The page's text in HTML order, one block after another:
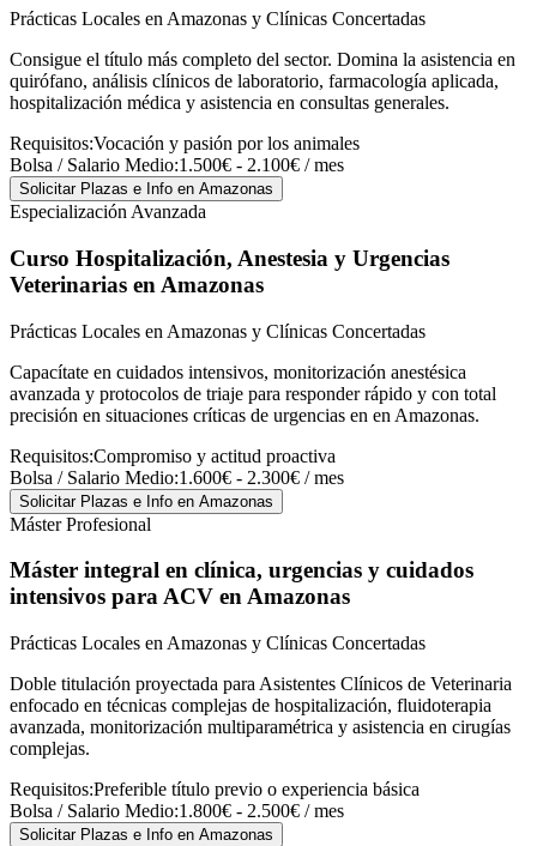
Prácticas Locales en Amazonas y Clínicas Concertadas
Consigue el título más completo del sector. Domina la asistencia en
quirófano, análisis clínicos de laboratorio, farmacología aplicada,
hospitalización médica y asistencia en consultas generales.
Requisitos:Vocación y pasión por los animales
Bolsa / Salario Medio:1.500€ - 2.100€ / mes
Solicitar Plazas e Info en Amazonas
Especialización Avanzada
Curso Hospitalización, Anestesia y Urgencias
Veterinarias en Amazonas
Prácticas Locales en Amazonas y Clínicas Concertadas
Capacítate en cuidados intensivos, monitorización anestésica
avanzada y protocolos de triaje para responder rápido y con total
precisión en situaciones críticas de urgencias en en Amazonas.
Requisitos:Compromiso y actitud proactiva
Bolsa / Salario Medio:1.600€ - 2.300€ / mes
Solicitar Plazas e Info en Amazonas
Máster Profesional
Máster integral en clínica, urgencias y cuidados
intensivos para ACV en Amazonas
Prácticas Locales en Amazonas y Clínicas Concertadas
Doble titulación proyectada para Asistentes Clínicos de Veterinaria
enfocado en técnicas complejas de hospitalización, fluidoterapia
avanzada, monitorización multiparamétrica y asistencia en cirugías
complejas.
Requisitos:Preferible título previo o experiencia básica
Bolsa / Salario Medio:1.800€ - 2.500€ / mes
Solicitar Plazas e Info en Amazonas